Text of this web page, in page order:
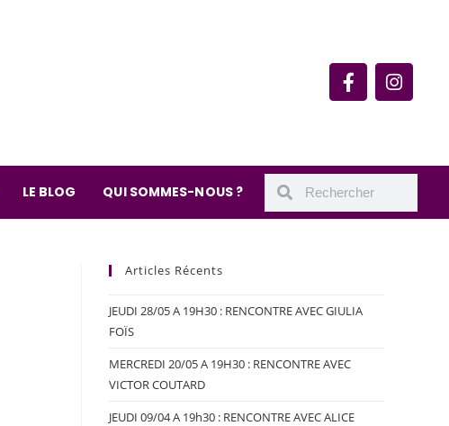
LE BLOG QUI SOMMES-NOUS ?
Articles Récents
JEUDI 28/05 A 19H30 : RENCONTRE AVEC GIULIA
FOÏS
MERCREDI 20/05 A 19H30 : RENCONTRE AVEC
VICTOR COUTARD
JEUDI 09/04 A 19h30 : RENCONTRE AVEC ALICE